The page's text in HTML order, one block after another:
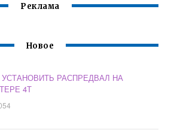
Реклама
Новое
УСТАНОВИТЬ РАСПРЕДВАЛ НА
4Т